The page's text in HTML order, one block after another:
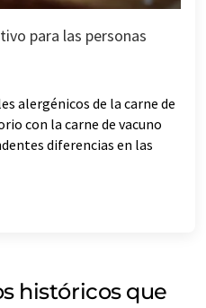
para las personas
alergénicos de la carne de
con la carne de vacuno
diferencias en las
históricos que